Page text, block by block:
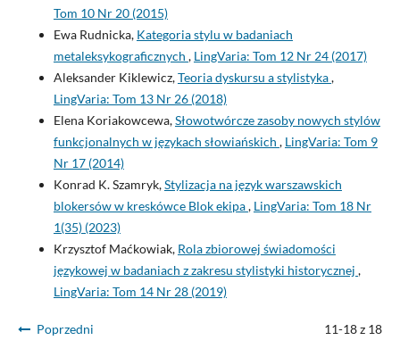
Tom 10 Nr 20 (2015)
Ewa Rudnicka, Kategoria stylu w badaniach
metaleksykograficznych , LingVaria: Tom 12 Nr 24 (2017)
Aleksander Kiklewicz,Teoria dyskursu a stylistyka,
LingVaria: Tom 13 Nr 26 (2018)
Elena Koriakowcewa,Słowotwórcze zasoby nowych stylów
funkcjonalnych w językach słowiańskich , LingVaria: Tom 9
Nr 17 (2014)
Konrad K. Szamryk,Stylizacja na język warszawskich
blokersów w kreskówce Blok ekipa, LingVaria: Tom 18 Nr
1(35) (2023)
Krzysztof Maćkowiak, Rola zbiorowej świadomości
językowej w badaniach z zakresu stylistyki historycznej ,
LingVaria: Tom 14 Nr 28 (2019)
Poprzedni 11-18 z 18